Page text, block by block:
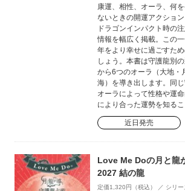
康運、相性、オーラ、何
ないときの開運アクション
ドラゴンインパクト時の
情報を幅広く掲載。この
年をより幸せに過ごすた
しょう。本書は守護龍別
から6つのオーラ（大地・
海）を導き出します。同
オーラによって性格や運
により合った運勢を知るこ
近日発売
Love Me Doの月と龍
2027 結の龍
定価1,320円（税込） ／ シリ